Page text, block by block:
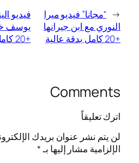
← “مجانا” فيديو ميرا
النوري مع ابن جيرانها
+20 كامل بدقة عالية
فيديو
يوسف
+20 كامل بدقة عالية
Comments
اترك تعليقاً
لن يتم نشر عنوان بريدك
الإلزامية مشار إليها بـ*